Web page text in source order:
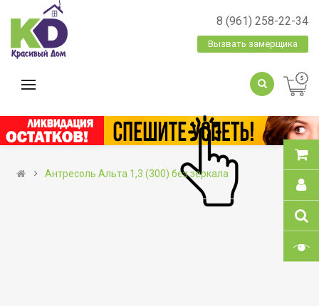
8 (961) 258-22-34
Вызвать замерщика
Антресоль Альта 1,3 (300) без зеркала